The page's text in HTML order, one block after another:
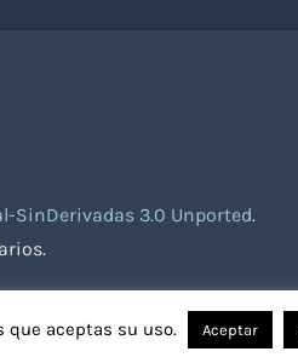
SinDerivadas 3.0 Unported.
que aceptas su uso. Aceptar